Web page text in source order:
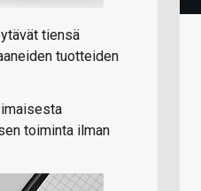
tiensä
tuotteiden
toiminta ilman